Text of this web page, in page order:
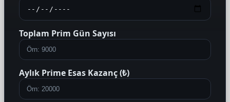
Toplam Prim Gün Sayısı
Aylık Prime Esas Kazanç (₺)